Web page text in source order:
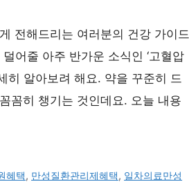
전해드리는 여러분의 건강 가이드
어줄 아주 반가운 소식인 ‘고혈압
히 알아보려 해요. 약을 꾸준히 드
꼼히 챙기는 것인데요. 오늘 내용
혜택, 만성질환관리제혜택, 일차의료만성